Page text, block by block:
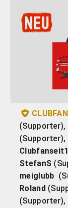
(Supporter),
(Supporter),
StefanS
meiglubb
Roland
(Supporter),